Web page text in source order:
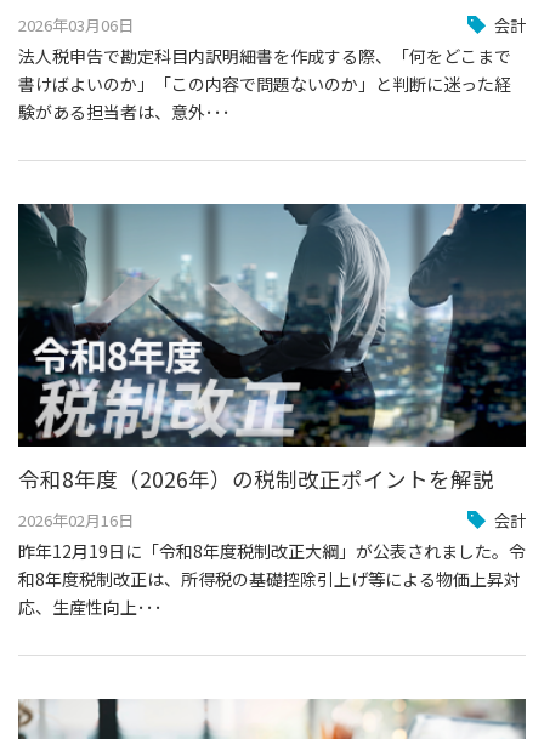
2026年03月06日 会計
法人税申告で勘定科目内訳明細書を作成する際、「何をどこまで
書けばよいのか」「この内容で問題ないのか」と判断に迷った経
験がある担当者は、意外･･･
令和8年度（2026年）の税制改正ポイントを解説
2026年02月16日 会計
昨年12月19日に「令和8年度税制改正大綱」が公表されました。令
和8年度税制改正は、所得税の基礎控除引上げ等による物価上昇対
応、生産性向上･･･